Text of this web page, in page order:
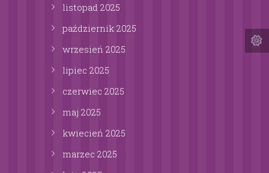
listopad 2025
październik 2025
wrzesień 2025
lipiec 2025
czerwiec 2025
maj 2025
kwiecień 2025
marzec 2025